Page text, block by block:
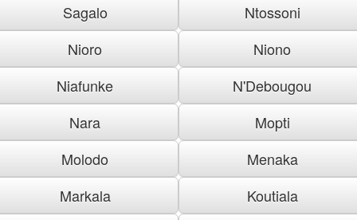
Sagalo
Ntossoni
Nioro
Niono
Niafunke
N'Debougou
Nara
Mopti
Molodo
Menaka
Markala
Koutiala